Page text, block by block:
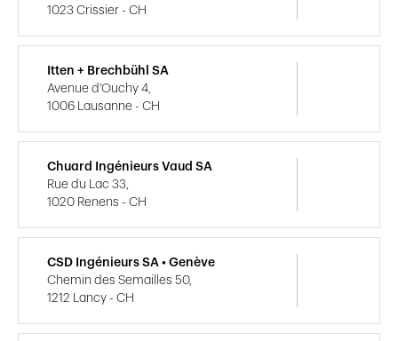
1023 Crissier - CH
Itten + Brechbühl SA
Avenue d'Ouchy 4,
1006 Lausanne - CH
Chuard Ingénieurs Vaud SA
Rue du Lac 33,
1020 Renens - CH
CSD Ingénieurs SA • Genève
Chemin des Semailles 50,
1212 Lancy - CH